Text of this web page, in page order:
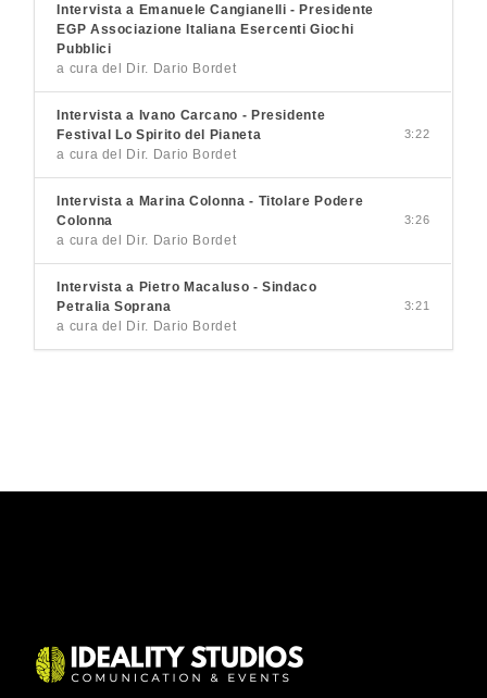
Intervista a Emanuele Cangianelli - Presidente
EGP Associazione Italiana Esercenti Giochi
Pubblici
a cura del Dir. Dario Bordet
Intervista a Ivano Carcano - Presidente
Festival Lo Spirito del Pianeta
a cura del Dir. Dario Bordet
3:22
Intervista a Marina Colonna - Titolare Podere
Colonna
a cura del Dir. Dario Bordet
3:26
Intervista a Pietro Macaluso - Sindaco
Petralia Soprana
a cura del Dir. Dario Bordet
3:21